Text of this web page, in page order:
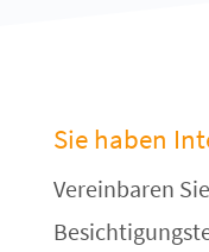
Sie haben
Vereinbaren